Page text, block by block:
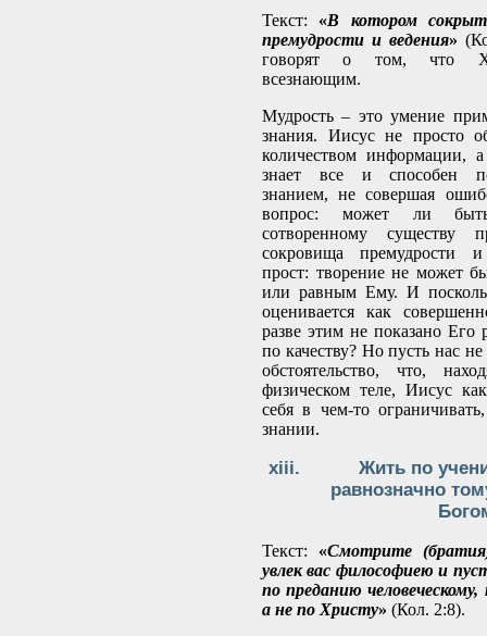
Текст: «В котором
премудрости и ведения»
говорят о том, что
всезнающим.
Мудрость – это умение
знания. Иисус не просто
количеством
знает все и способен
знанием, не совершая
вопрос: может ли
сотворенному существу
сокровища премудрости
прост: творение не может
или равным Ему. И
оценивается как
разве этим не показано Его
по качеству? Но пусть нас
обстоятельство, что,
физическом теле, Иисус
себя в чем-то
знании.
Жить по
равнозначно
Текст: «Смотрите
увлек вас философиею и
по преданию
а не по Христу» (Кол. 2:8).